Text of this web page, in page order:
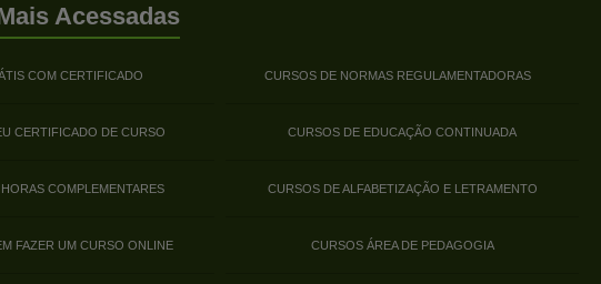
Acessadas
COM CERTIFICADO
CERTIFICADO DE CURSO
COMPLEMENTARES
FAZER UM CURSO ONLINE
CURSOS DE NORMAS REGULAMENTADORAS
CURSOS DE EDUCAÇÃO CONTINUADA
CURSOS DE ALFABETIZAÇÃO E LETRAMENTO
CURSOS ÁREA DE PEDAGOGIA